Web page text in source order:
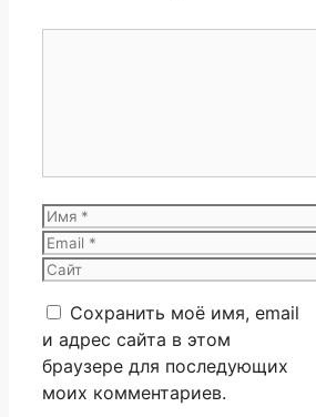
Имя
Email
Сайт
Сохранить моё имя, email
и адрес сайта в этом
браузере для последующих
моих комментариев.